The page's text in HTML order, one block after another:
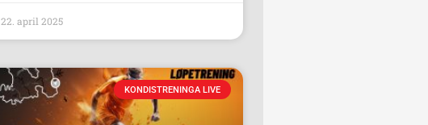
22. april 2025
KONDISTRENINGA LIVE